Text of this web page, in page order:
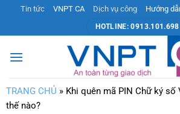
nội
dung
Tin tức VNPT CA Dịch vụ công Hướng
HOTLINE: 0913.101.698
TRANG CHỦ » Khi quên mã PIN Chữ ký số
thế nào?